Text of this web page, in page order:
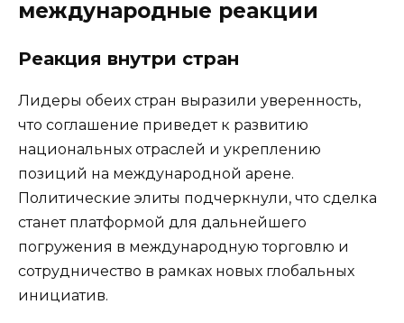
международные реакции
Реакция внутри стран
Лидеры обеих стран выразили уверенность,
что соглашение приведет к развитию
национальных отраслей и укреплению
позиций на международной арене.
Политические элиты подчеркнули, что сделка
станет платформой для дальнейшего
погружения в международную торговлю и
сотрудничество в рамках новых глобальных
инициатив.